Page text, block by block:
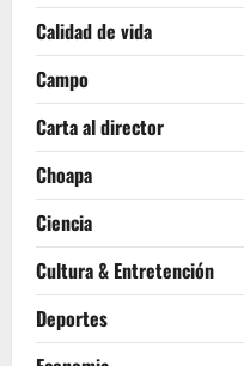
Calidad de vida
Campo
Carta al director
Choapa
Ciencia
Cultura & Entretención
Deportes